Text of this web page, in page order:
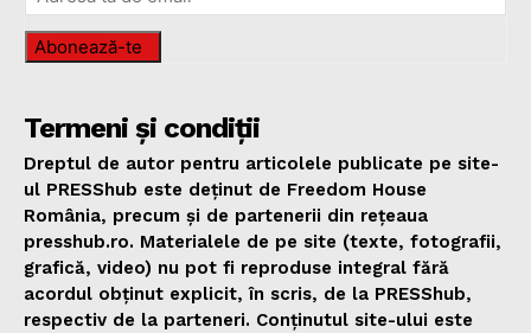
Abonează-te
Termeni și condiții
Dreptul de autor pentru articolele publicate pe site-
ul PRESShub este deținut de Freedom House
România, precum și de partenerii din rețeaua
presshub.ro. Materialele de pe site (texte, fotografii,
grafică, video) nu pot fi reproduse integral fără
acordul obținut explicit, în scris, de la PRESShub,
respectiv de la parteneri. Conținutul site-ului este